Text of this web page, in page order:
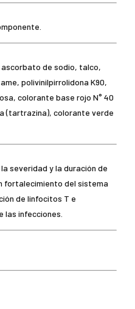
de sodio, talco,
polivinilpirrolidona K90,
colorante base rojo N° 40
(tartrazina), colorante verde
severidad y la duración de
fortalecimiento del sistema
de linfocitos T e
las infecciones.